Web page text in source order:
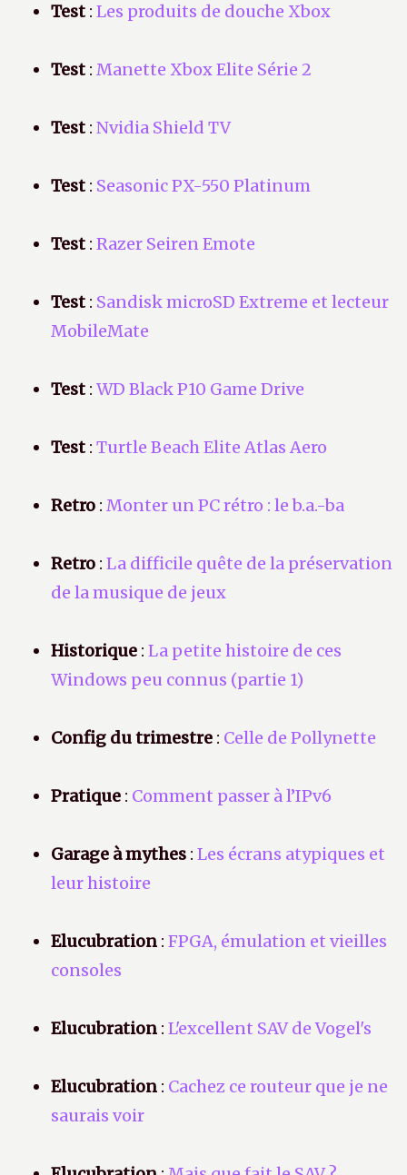
Test : Les produits de douche Xbox
Test : Manette Xbox Elite Série 2
Test : Nvidia Shield TV
Test : Seasonic PX-550 Platinum
Test : Razer Seiren Emote
Test : Sandisk microSD Extreme et lecteur
MobileMate
Test : WD Black P10 Game Drive
Test : Turtle Beach Elite Atlas Aero
Retro : Monter un PC rétro : le b.a.-ba
Retro : La difficile quête de la préservation
de la musique de jeux
Historique : La petite histoire de ces
Windows peu connus (partie 1)
Config du trimestre : Celle de Pollynette
Pratique : Comment passer à l’IPv6
Garage à mythes : Les écrans atypiques et
leur histoire
Elucubration : FPGA, émulation et vieilles
consoles
Elucubration : L'excellent SAV de Vogel's
Elucubration : Cachez ce routeur que je ne
saurais voir